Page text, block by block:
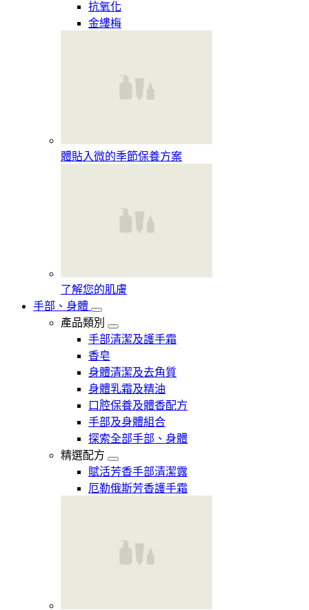
抗氧化
金縷梅
體貼入微的季節保養方案
了解您的肌膚
手部、身體
產品類別
手部清潔及護手霜
香皂
身體清潔及去角質
身體乳霜及精油
口腔保養及體香配方
手部及身體組合
探索全部手部、身體
精選配方
賦活芳香手部清潔露
厄勒俄斯芳香護手霜